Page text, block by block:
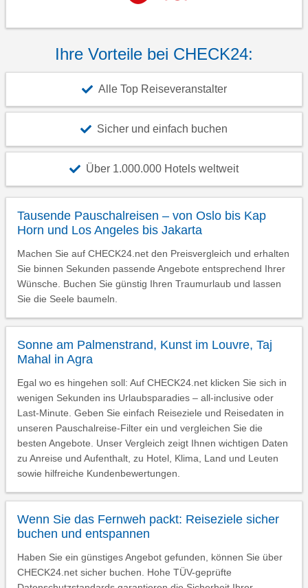
Ihre Vorteile bei CHECK24:
Alle Top Reiseveranstalter
Sicher und einfach buchen
Über 1.000.000 Hotels weltweit
Tausende Pauschalreisen – von Oslo bis Kap
Horn und Los Angeles bis Jakarta
Machen Sie auf CHECK24.net den Preisvergleich und erhalten
Sie binnen Sekunden passende Angebote entsprechend Ihrer
Wünsche. Buchen Sie günstig Ihren Traumurlaub und lassen
Sie die Seele baumeln.
Sonne am Palmenstrand, Kunst im Louvre, Taj
Mahal in Agra
Egal wo es hingehen soll: Auf CHECK24.net klicken Sie sich in
wenigen Sekunden ins Urlaubsparadies – all-inclusive oder
Last-Minute. Geben Sie einfach Reiseziele und Reisedaten in
unseren Pauschalreise-Filter ein und vergleichen Sie die
besten Angebote. Unser Vergleich zeigt Ihnen wichtigen Daten
zu Anreise und Aufenthalt, zu Hotel, Klima, Land und Leuten
sowie hilfreiche Kundenbewertungen.
Wenn Sie das Fernweh packt: Reiseziele sicher
buchen und entspannen
Haben Sie ein günstiges Angebot gefunden, können Sie über
CHECK24.net sicher buchen. Hohe TÜV-geprüfte